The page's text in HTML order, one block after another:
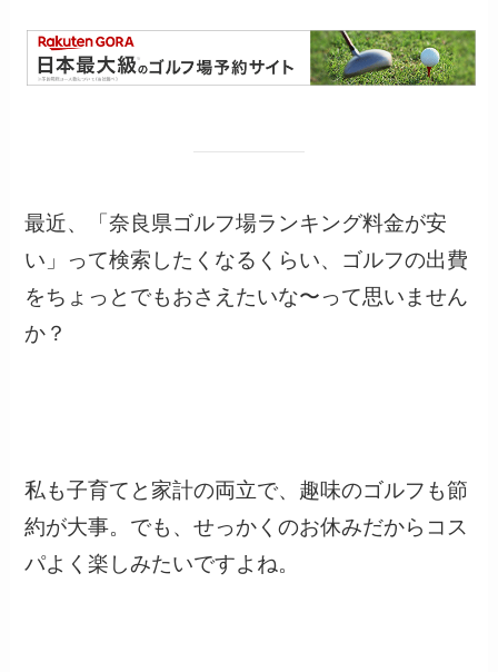
最近、「奈良県ゴルフ場ランキング料金が安
い」って検索したくなるくらい、ゴルフの出費
をちょっとでもおさえたいな〜って思いません
か？
私も子育てと家計の両立で、趣味のゴルフも節
約が大事。でも、せっかくのお休みだからコス
パよく楽しみたいですよね。